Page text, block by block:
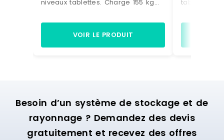
niveaux tablettes. Charge 155 kg
plastique de 28 litres bleus.
(dimensions H. 200 x L. 300 x P. 500
VOIR LE PRODUIT
tablettes
coloris Vert
Besoin d’un système de stockage et de
rayonnage ? Demandez des devis
gratuitement et recevez des offres